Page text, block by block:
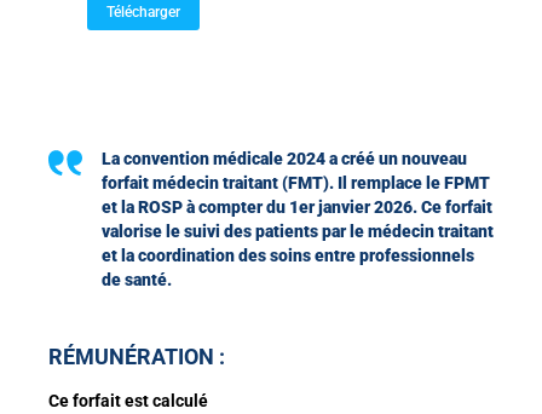
Télécharger
La convention médicale 2024 a créé un nouveau
forfait médecin traitant (FMT). Il remplace le FPMT
et la ROSP à compter du 1er janvier 2026. Ce forfait
valorise le suivi des patients par le médecin traitant
et la coordination des soins entre professionnels
de santé.
RÉMUNÉRATION :
Ce forfait est calculé